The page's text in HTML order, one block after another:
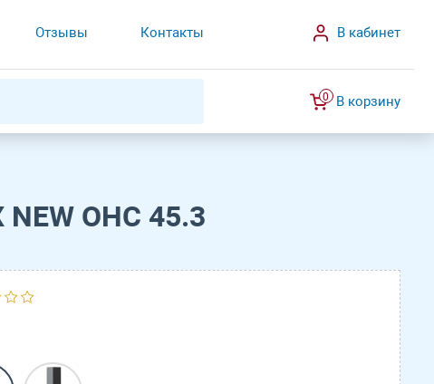
Отзывы Контакты В кабинет
0 В корзину
OHC 45.3